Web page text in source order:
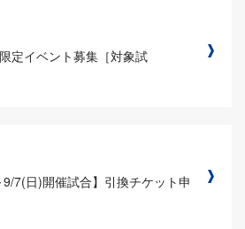
定イベント募集［対象試
9/7(日)開催試合】引換チケット申